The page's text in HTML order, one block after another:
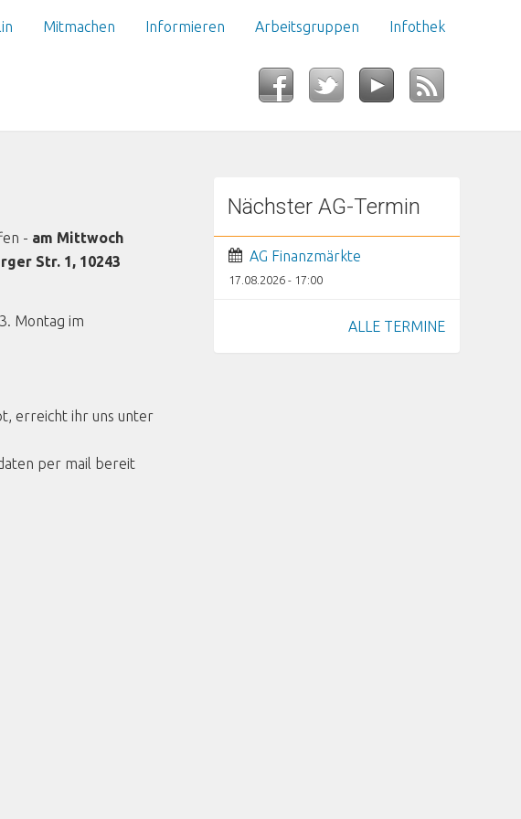
Mitmachen Informieren Arbeitsgruppen Infothek
- am Mittwoch
Str. 1, 10243
Montag im
erreicht ihr uns unter
per mail bereit
Nächster AG-Termin
AG Finanzmärkte
17.08.2026 - 17:00
ALLE TERMINE